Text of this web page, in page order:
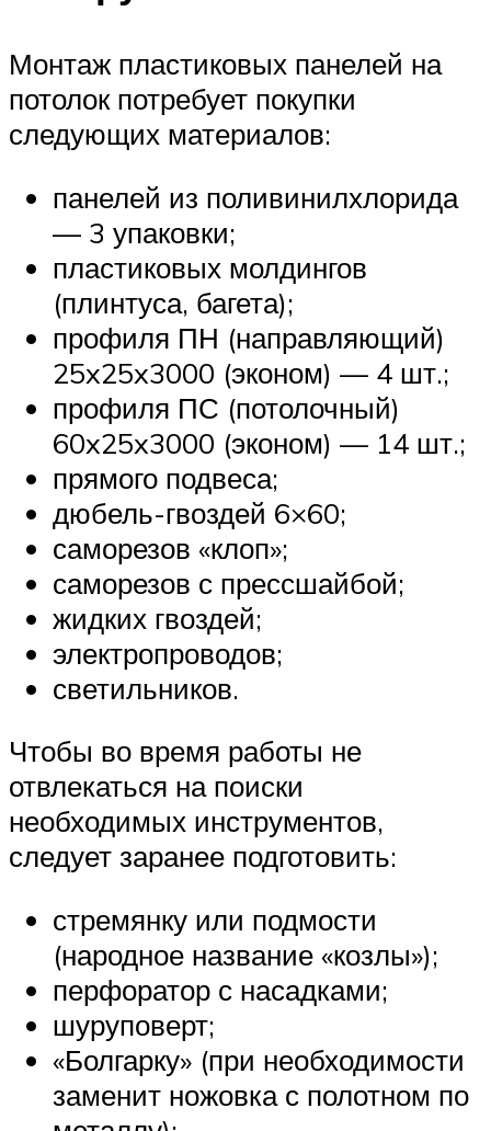
Монтаж пластиковых панелей на
потолок потребует покупки
следующих материалов:
панелей из поливинилхлорида
— 3 упаковки;
пластиковых молдингов
(плинтуса, багета);
профиля ПН (направляющий)
25x25x3000 (эконом) — 4 шт.;
профиля ПС (потолочный)
60x25x3000 (эконом) — 14 шт.;
прямого подвеса;
дюбель-гвоздей 6×60;
саморезов «клоп»;
саморезов с прессшайбой;
жидких гвоздей;
электропроводов;
светильников.
Чтобы во время работы не
отвлекаться на поиски
необходимых инструментов,
следует заранее подготовить:
стремянку или подмости
(народное название «козлы»);
перфоратор с насадками;
шуруповерт;
«Болгарку» (при необходимости
заменит ножовка с полотном по